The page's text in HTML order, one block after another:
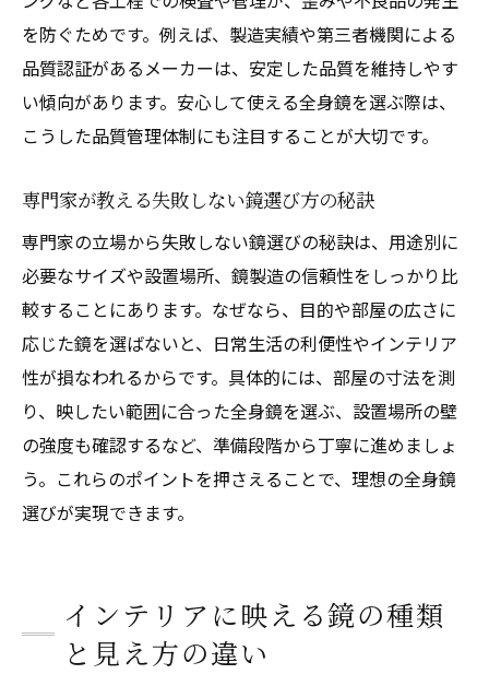
を防ぐためです。例えば、製造実績や第三者機関による
品質認証があるメーカーは、安定した品質を維持しやす
い傾向があります。安心して使える全身鏡を選ぶ際は、
こうした品質管理体制にも注目することが大切です。
専門家が教える失敗しない鏡選び方の秘訣
専門家の立場から失敗しない鏡選びの秘訣は、用途別に
必要なサイズや設置場所、鏡製造の信頼性をしっかり比
較することにあります。なぜなら、目的や部屋の広さに
応じた鏡を選ばないと、日常生活の利便性やインテリア
性が損なわれるからです。具体的には、部屋の寸法を測
り、映したい範囲に合った全身鏡を選ぶ、設置場所の壁
の強度も確認するなど、準備段階から丁寧に進めましょ
う。これらのポイントを押さえることで、理想の全身鏡
選びが実現できます。
インテリアに映える鏡の種類
と見え方の違い